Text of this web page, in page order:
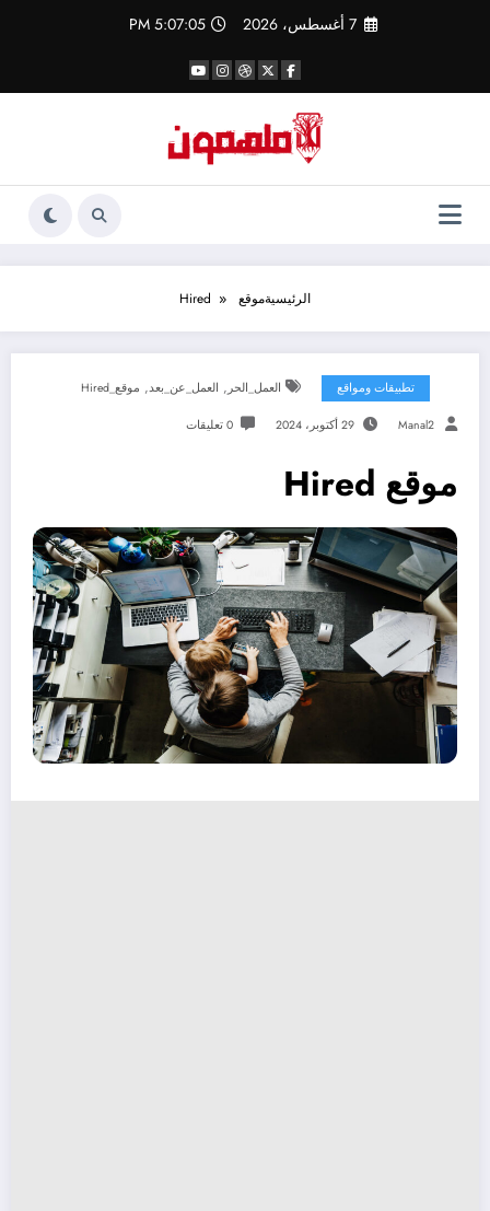
7 أغسطس، 2026 5:07:06 PM
الرئيسيةموقع Hired
تطبيقات ومواقع العمل_الحر , العمل_عن_بعد, موقع_Hired
Manal2 29 أكتوبر، 2024 0 تعليقات
موقع Hired